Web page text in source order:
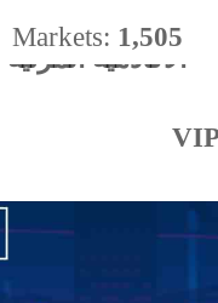
الأكادميه المرئية
Markets: 1,505